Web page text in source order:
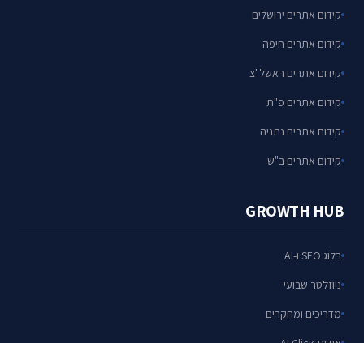
קידום אתרים ירושלים
קידום אתרים חיפה
קידום אתרים ראשל"צ
קידום אתרים פ"ת
קידום אתרים נתניה
קידום אתרים ב"ש
GROWTH HUB
בלוג SEO ו-AI
ניוזלטר שבועי
מדריכים ומחקרים